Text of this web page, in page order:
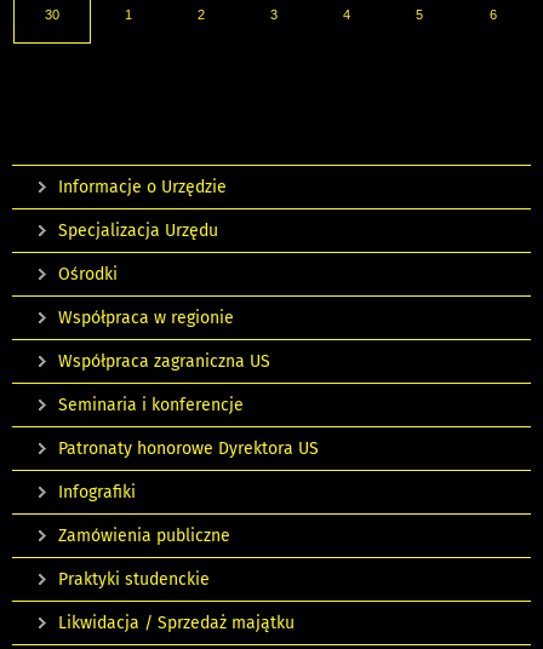
30 1 2 3 4 5 6
Informacje o Urzędzie
Specjalizacja Urzędu
Ośrodki
Współpraca w regionie
Współpraca zagraniczna US
Seminaria i konferencje
Patronaty honorowe Dyrektora US
Infografiki
Zamówienia publiczne
Praktyki studenckie
Likwidacja / Sprzedaż majątku